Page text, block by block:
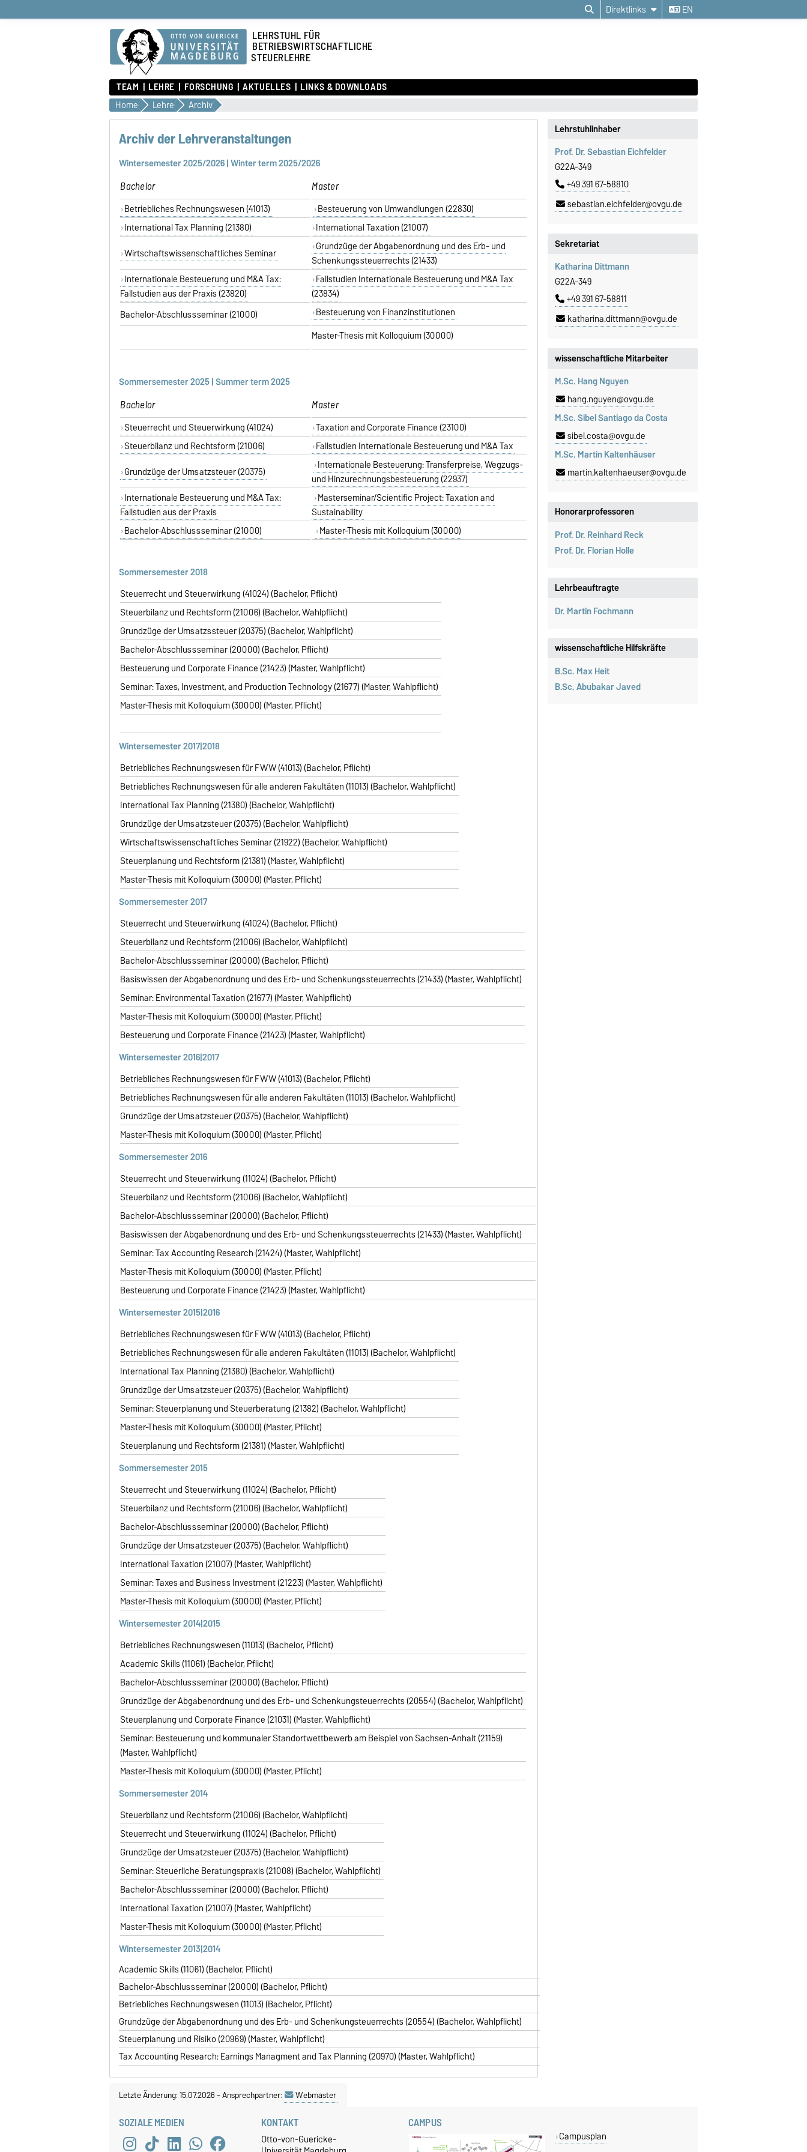
Direktlinks EN
LEHRSTUHL FÜR
BETRIEBSWIRTSCHAFTLICHE
STEUERLEHRE
TEAM LEHRE FORSCHUNG AKTUELLES LINKS & DOWNLOADS
Home Lehre Archiv
Archiv der Lehrveranstaltungen
Wintersemester 2025/2026 | Winter term 2025/2026
Bachelor Master
Betriebliches Rechnungswesen (41013)
Besteuerung von Umwandlungen (22830)
International Tax Planning (21380)
International Taxation (21007)
Wirtschaftswissenschaftliches Seminar
Grundzüge der Abgabenordnung und des Erb- und
Schenkungssteuerrechts (21433)
Internationale Besteuerung und M&A Tax:
Fallstudien aus der Praxis (23820)
Fallstudien Internationale Besteuerung und M&A Tax
(23834)
Bachelor-Abschlussseminar (21000)
Besteuerung von Finanzinstitutionen
Master-Thesis mit Kolloquium (30000)
Sommersemester 2025 | Summer term 2025
Bachelor Master
Steuerrecht und Steuerwirkung (41024)
Taxation and Corporate Finance (23100)
Steuerbilanz und Rechtsform (21006)
Fallstudien Internationale Besteuerung und M&A Tax
Grundzüge der Umsatzsteuer (20375)
Internationale Besteuerung: Transferpreise, Wegzugs-
und Hinzurechnungsbesteuerung (22937)
Internationale Besteuerung und M&A Tax:
Fallstudien aus der Praxis
Masterseminar/Scientific Project: Taxation and
Sustainability
Bachelor-Abschlussseminar (21000)
Master-Thesis mit Kolloquium (30000)
Sommersemester2018
Steuerrecht und Steuerwirkung (41024) (Bachelor, Pflicht)
Steuerbilanz und Rechtsform (21006) (Bachelor, Wahlpflicht)
Grundzüge der Umsatzssteuer (20375) (Bachelor, Wahlpflicht)
Bachelor-Abschlussseminar (20000) (Bachelor, Pflicht)
Besteuerung und Corporate Finance (21423) (Master, Wahlpflicht)
Seminar: Taxes, Investment, and Production Technology (21677) (Master, Wahlpflicht)
Master-Thesis mit Kolloquium (30000) (Master, Pflicht)
Wintersemester2017|2018
Betriebliches Rechnungswesen für FWW (41013) (Bachelor, Pflicht)
Betriebliches Rechnungswesen für alle anderen Fakultäten (11013) (Bachelor, Wahlpflicht)
International Tax Planning (21380) (Bachelor, Wahlpflicht)
Grundzüge der Umsatzsteuer (20375) (Bachelor, Wahlpflicht)
Wirtschaftswissenschaftliches Seminar (21922) (Bachelor, Wahlpflicht)
Steuerplanung und Rechtsform (21381) (Master, Wahlpflicht)
Master-Thesis mit Kolloquium (30000) (Master, Pflicht)
Sommersemester2017
Steuerrecht und Steuerwirkung (41024) (Bachelor, Pflicht)
Steuerbilanz und Rechtsform (21006) (Bachelor, Wahlpflicht)
Bachelor-Abschlussseminar (20000) (Bachelor, Pflicht)
Basiswissen der Abgabenordnung und des Erb- und Schenkungssteuerrechts (21433) (Master, Wahlpflicht)
Seminar: Environmental Taxation (21677) (Master, Wahlpflicht)
Master-Thesis mit Kolloquium (30000) (Master, Pflicht)
Besteuerung und Corporate Finance (21423) (Master, Wahlpflicht)
Wintersemester2016|2017
Betriebliches Rechnungswesen für FWW (41013) (Bachelor, Pflicht)
Betriebliches Rechnungswesen für alle anderen Fakultäten (11013) (Bachelor, Wahlpflicht)
Grundzüge der Umsatzsteuer (20375) (Bachelor, Wahlpflicht)
Master-Thesis mit Kolloquium (30000) (Master, Pflicht)
Sommersemester2016
Steuerrecht und Steuerwirkung (11024) (Bachelor, Pflicht)
Steuerbilanz und Rechtsform (21006) (Bachelor, Wahlpflicht)
Bachelor-Abschlussseminar (20000) (Bachelor, Pflicht)
Basiswissen der Abgabenordnung und des Erb- und Schenkungssteuerrechts (21433) (Master, Wahlpflicht)
Seminar: Tax Accounting Research (21424) (Master, Wahlpflicht)
Master-Thesis mit Kolloquium (30000) (Master, Pflicht)
Besteuerung und Corporate Finance (21423) (Master, Wahlpflicht)
Wintersemester2015|2016
Betriebliches Rechnungswesen für FWW (41013) (Bachelor, Pflicht)
Betriebliches Rechnungswesen für alle anderen Fakultäten (11013) (Bachelor, Wahlpflicht)
International Tax Planning (21380) (Bachelor, Wahlpflicht)
Grundzüge der Umsatzsteuer (20375) (Bachelor, Wahlpflicht)
Seminar: Steuerplanung und Steuerberatung (21382) (Bachelor, Wahlpflicht)
Master-Thesis mit Kolloquium (30000) (Master, Pflicht)
Steuerplanung und Rechtsform (21381) (Master, Wahlpflicht)
Sommersemester2015
Steuerrecht und Steuerwirkung (11024) (Bachelor, Pflicht)
Steuerbilanz und Rechtsform (21006) (Bachelor, Wahlpflicht)
Bachelor-Abschlussseminar (20000) (Bachelor, Pflicht)
Grundzüge der Umsatzsteuer (20375) (Bachelor, Wahlpflicht)
International Taxation (21007) (Master, Wahlpflicht)
Seminar: Taxes and Business Investment (21223) (Master, Wahlpflicht)
Master-Thesis mit Kolloquium (30000) (Master, Pflicht)
Wintersemester2014|2015
Betriebliches Rechnungswesen (11013) (Bachelor, Pflicht)
Academic Skills (11061) (Bachelor, Pflicht)
Bachelor-Abschlussseminar (20000) (Bachelor, Pflicht)
Grundzüge der Abgabenordnung und des Erb- und Schenkungsteuerrechts (20554) (Bachelor, Wahlpflicht)
Steuerplanung und Corporate Finance (21031) (Master, Wahlpflicht)
Seminar: Besteuerung und kommunaler Standortwettbewerb am Beispiel von Sachsen-Anhalt (21159)
(Master, Wahlpflicht)
Master-Thesis mit Kolloquium (30000) (Master, Pflicht)
Sommersemester 2014
Steuerbilanz und Rechtsform (21006) (Bachelor, Wahlpflicht)
Steuerrecht und Steuerwirkung (11024) (Bachelor, Pflicht)
Grundzüge der Umsatzsteuer (20375) (Bachelor, Wahlpflicht)
Seminar: Steuerliche Beratungspraxis (21008) (Bachelor, Wahlpflicht)
Bachelor-Abschlussseminar (20000) (Bachelor, Pflicht)
International Taxation (21007) (Master, Wahlpflicht)
Master-Thesis mit Kolloquium (30000) (Master, Pflicht)
Wintersemester 2013|2014
Academic Skills (11061) (Bachelor, Pflicht)
Bachelor-Abschlussseminar (20000) (Bachelor, Pflicht)
Betriebliches Rechnungswesen (11013) (Bachelor, Pflicht)
Grundzüge der Abgabenordnung und des Erb- und Schenkungsteuerrechts (20554) (Bachelor, Wahlpflicht)
Steuerplanung und Risiko (20969) (Master, Wahlpflicht)
Tax Accounting Research: Earnings Managment and Tax Planning (20970) (Master, Wahlpflicht)
Lehrstuhlinhaber
Prof. Dr. Sebastian Eichfelder
G22A-349
+49 391 67-58810
sebastian.eichfelder@ovgu.de
Sekretariat
Katharina Dittmann
G22A-349
+49 391 67-58811
katharina.dittmann@ovgu.de
wissenschaftliche Mitarbeiter
M.Sc. Hang Nguyen
hang.nguyen@ovgu.de
M.Sc. Sibel Santiago da Costa
sibel.costa@ovgu.de
M.Sc. Martin Kaltenhäuser
martin.kaltenhaeuser@ovgu.de
Honorarprofessoren
Prof. Dr. Reinhard Reck
Prof. Dr. Florian Holle
Lehrbeauftragte
Dr. Martin Fochmann
wissenschaftliche Hilfskräfte
B.Sc. Max Heit
B.Sc. Abubakar Javed
Letzte Änderung: 15.07.2026-Ansprechpartner: Webmaster
SOZIALE MEDIEN KONTAKT
Otto-von-Guericke-
CAMPUS
Campusplan